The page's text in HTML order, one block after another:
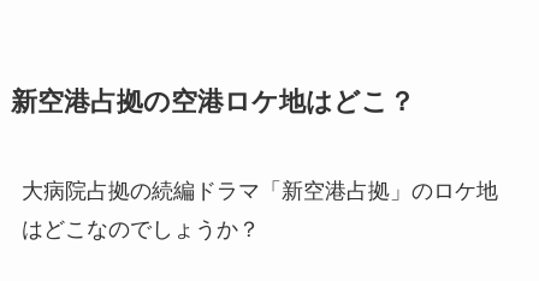
新空港占拠の空港ロケ地はどこ？
大病院占拠の続編ドラマ「新空港占拠」のロケ地
はどこなのでしょうか？